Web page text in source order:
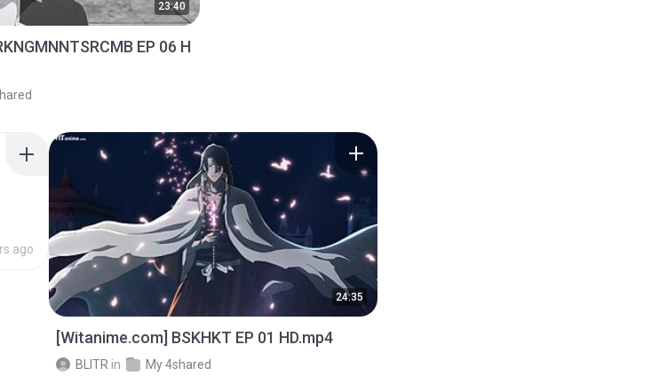
23:40
EP 06 H
ago
24:35
[Witanime.com] BSKHKT EP 01 HD.mp4
BLITR in
My 4shared